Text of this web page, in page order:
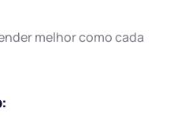
melhor como cada